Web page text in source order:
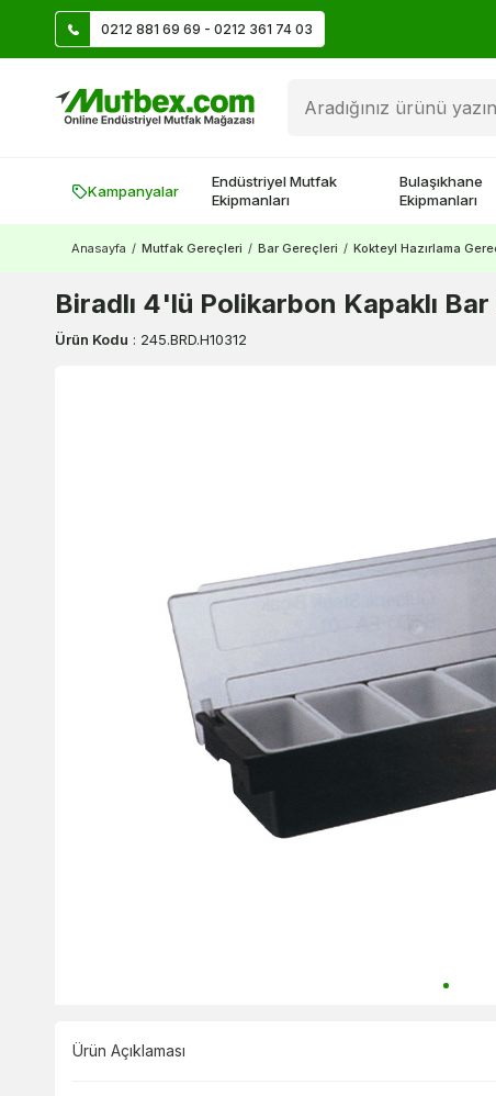
0212 881 69 69 - 0212 361 74 03Üye Ol İlk Siparişte 500 TL Kazan!
Kampanyalar
Endüstriyel Mutfak
Ekipmanları
Bulaşıkhane
Ekipmanları
Anasayfa / Mutfak Gereçleri / Bar Gereçleri / Kokteyl Hazırlama
Biradlı 4'lü Polikarbon Kapaklı
Ürün Kodu : 245.BRD.H10312
Ürün Açıklaması